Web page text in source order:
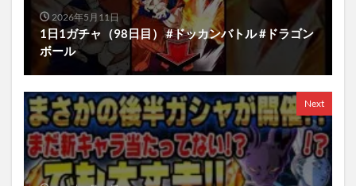
2026年5月11日
1日1ガチャ（98日目） #ドッカンバトル #ドラゴン
ボール
Next